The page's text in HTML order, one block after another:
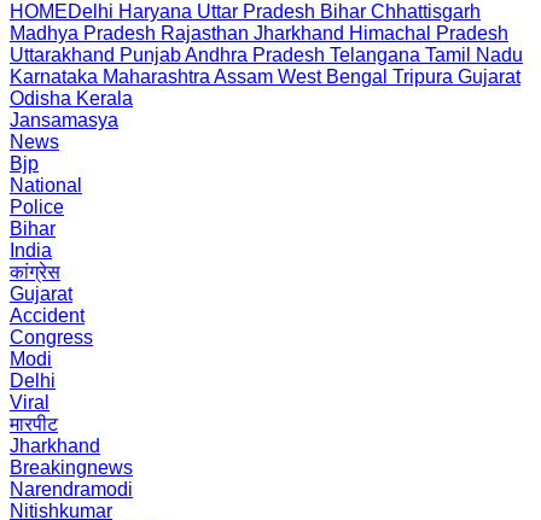
HOMEDelhi Haryana Uttar Pradesh Bihar Chhattisgarh
Madhya Pradesh Rajasthan Jharkhand Himachal Pradesh
Uttarakhand PunjabAndhra Pradesh Telangana Tamil Nadu
Karnataka Maharashtra Assam West Bengal Tripura Gujarat
Odisha Kerala
Jansamasya
News
Bjp
National
Police
Bihar
India
कांग्रेस
Gujarat
Accident
Congress
Modi
Delhi
Viral
मारपीट
Jharkhand
Breakingnews
Narendramodi
Nitishkumar